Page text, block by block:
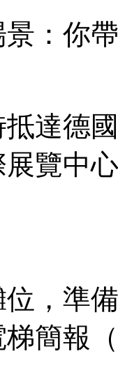
：你
達德
覽中
，準
簡報（